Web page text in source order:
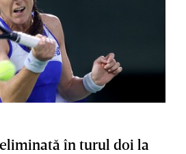
în turul doi la